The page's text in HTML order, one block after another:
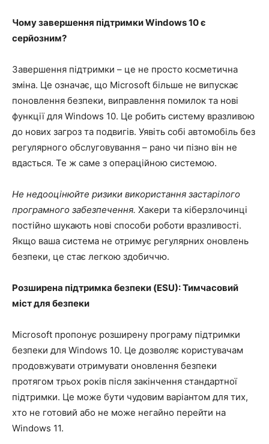
Чому завершення підтримки Windows 10 є
серйозним?
Завершення підтримки – це не просто косметична
зміна. Це означає, що Microsoft більше не випускає
поновлення безпеки, виправлення помилок та нові
функції для Windows 10. Це робить систему вразливою
до нових загроз та подвигів. Уявіть собі автомобіль без
регулярного обслуговування – рано чи пізно він не
вдасться. Те ж саме з операційною системою.
Не недооцінюйте ризики використання застарілого
програмного забезпечення. Хакери та кіберзлочинці
постійно шукають нові способи роботи вразливості.
Якщо ваша система не отримує регулярних оновлень
безпеки, це стає легкою здобиччю.
Розширена підтримка безпеки (ESU): Тимчасовий
міст для безпеки
Microsoft пропонує розширену програму підтримки
безпеки для Windows 10. Це дозволяє користувачам
продовжувати отримувати оновлення безпеки
протягом трьох років після закінчення стандартної
підтримки. Це може бути чудовим варіантом для тих,
хто не готовий або не може негайно перейти на
Windows 11.